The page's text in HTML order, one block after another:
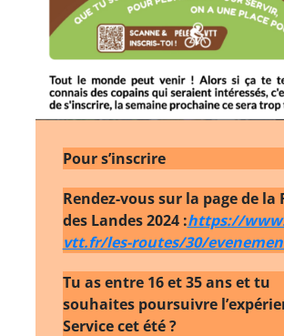
Pour s’inscrire
Rendez-vous sur la page de la
des Landes 2024 :https://
vtt.fr/les-routes/30/
Tu as entre 16 et 35 ans et tu
souhaites poursuivre
Service cet été ?